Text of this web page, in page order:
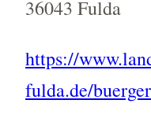
36043 Fulda
https://
fulda.de/